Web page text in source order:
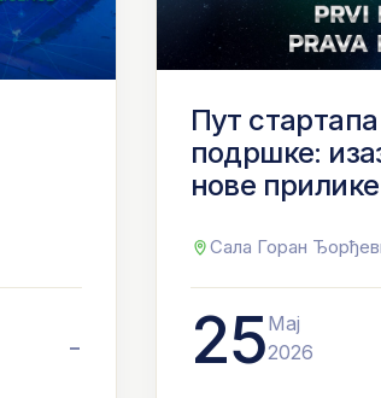
-
Пут
подршке:
нове прилике
Сала Горан
25Мај
2026